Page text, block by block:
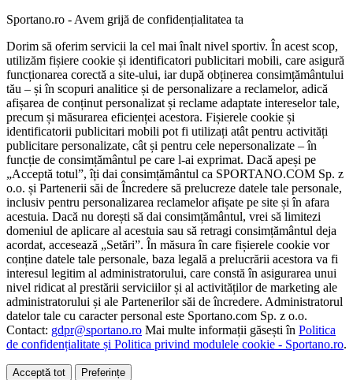
Sportano.ro - Avem grijă de confidențialitatea ta
Dorim să oferim servicii la cel mai înalt nivel sportiv. În acest scop,
utilizăm fișiere cookie și identificatori publicitari mobili, care asigură
funcționarea corectă a site-ului, iar după obținerea consimțământului
tău – și în scopuri analitice și de personalizare a reclamelor, adică
afișarea de conținut personalizat și reclame adaptate intereselor tale,
precum și măsurarea eficienței acestora. Fișierele cookie și
identificatorii publicitari mobili pot fi utilizați atât pentru activități
publicitare personalizate, cât și pentru cele nepersonalizate – în
funcție de consimțământul pe care l-ai exprimat. Dacă apeși pe
„Acceptă totul”, îți dai consimțământul ca SPORTANO.COM Sp. z
o.o. și Partenerii săi de Încredere să prelucreze datele tale personale,
inclusiv pentru personalizarea reclamelor afișate pe site și în afara
acestuia. Dacă nu dorești să dai consimțământul, vrei să limitezi
domeniul de aplicare al acestuia sau să retragi consimțământul deja
acordat, accesează „Setări”. În măsura în care fișierele cookie vor
conține datele tale personale, baza legală a prelucrării acestora va fi
interesul legitim al administratorului, care constă în asigurarea unui
nivel ridicat al prestării serviciilor și al activităților de marketing ale
administratorului și ale Partenerilor săi de încredere. Administratorul
datelor tale cu caracter personal este Sportano.com Sp. z o.o.
Contact: gdpr@sportano.ro Mai multe informații găsești în Politica
de confidențialitate și Politica privind modulele cookie - Sportano.ro.
Acceptă tot Preferințe